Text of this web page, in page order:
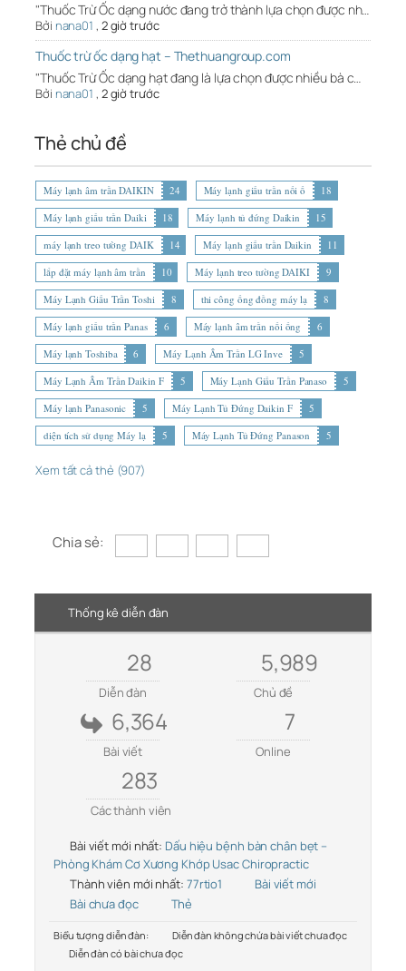
"Thuốc Trừ Ốc dạng nước đang trở thành lựa chọn được nh…
Bởi nana01 , 2 giờ trước
Thuốc trừ ốc dạng hạt – Thethuangroup.com
"Thuốc Trừ Ốc dạng hạt đang là lựa chọn được nhiều bà c…
Bởi nana01 , 2 giờ trước
Thẻ chủ đề
Máy lạnh âm trần DAIKIN 24 Máy lạnh giấu trần nối ố
18
Máy lạnh giấu trần Daiki
18 Máy lạnh tủ đứng Daikin
15
máy lạnh treo tường DAIK
14 Máy lạnh giấu trần Daikin
11
lắp đặt máy lạnh âm trần
10 Máy lạnh treo tường DAIKI
9
Máy Lạnh Giấu Trần Toshi
8 thi công ống đồng máy lạ
8
Máy lạnh giấu trần Panas
6 Máy lạnh âm trần nối ống
6
Máy lạnh Toshiba
6 Máy Lạnh Âm Trần LG Inve
5
Máy Lạnh Âm Trần Daikin F
5 Máy Lạnh Giấu Trần Panaso
5
Máy lạnh Panasonic
5 Máy Lạnh Tủ Đứng Daikin F
5
diện tích sử dụng Máy lạ
5 Máy Lạnh Tủ Đứng Panason 5
Xem tất cả thẻ (907)
Chia sẻ:
Thống kê diễn đàn
28
Diễn đàn
5,989
Chủ đề
6,364
Bài viết
7
Online
283
Các thành viên
Bài viết mới nhất: Dấu hiệu bệnh bàn chân bẹt –
Phòng Khám Cơ Xương Khớp Usac Chiropractic
Thành viên mới nhất: 77rtio1
Bài viết mới
Bài chưa đọc
Thẻ
Biểu tượng diễn đàn:
Diễn đàn không chứa bài viết chưa đọc
Diễn đàn có bài chưa đọc